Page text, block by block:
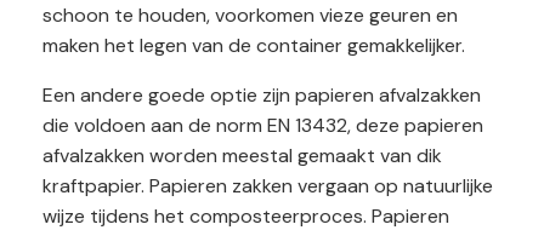
schoon te houden, voorkomen vieze geuren en
maken het legen van de container gemakkelijker.
Een andere goede optie zijn papieren afvalzakken
die voldoen aan de norm EN 13432, deze papieren
afvalzakken worden meestal gemaakt van dik
kraftpapier. Papieren zakken vergaan op natuurlijke
wijze tijdens het composteerproces. Papieren